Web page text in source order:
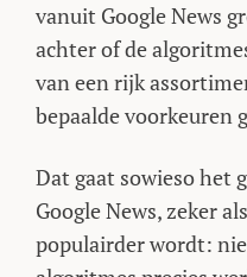
vanuit Google News
achter of de
van een rijk
bepaalde voorkeuren
Dat gaat sowieso het
Google News, zeker
populairder wordt: